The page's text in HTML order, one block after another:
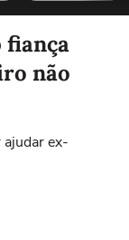
fiança
não
ex-